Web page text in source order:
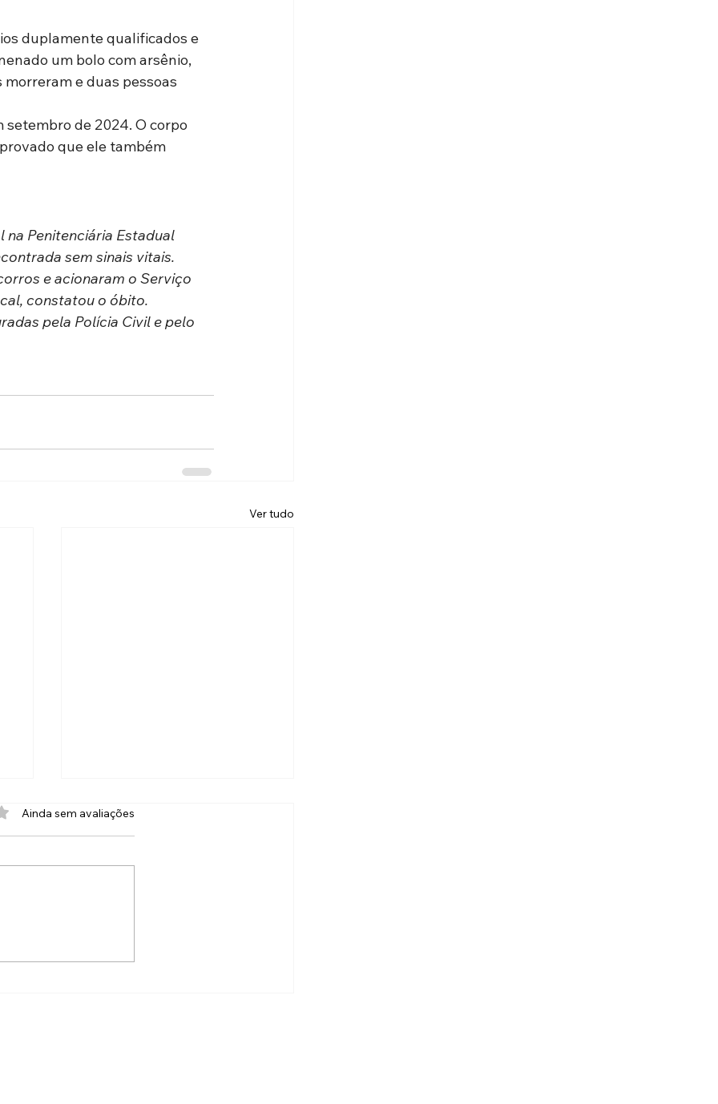
duplamente qualificados e
um bolo com arsênio,
e duas pessoas
de 2024. O corpo
que ele também
na Penitenciária Estadual
sem sinais vitais.
e acionaram o Serviço
constatou o óbito.
pela Polícia Civil e pelo
Ver tudo
0 de 5 estrelas.
Ainda sem avaliações